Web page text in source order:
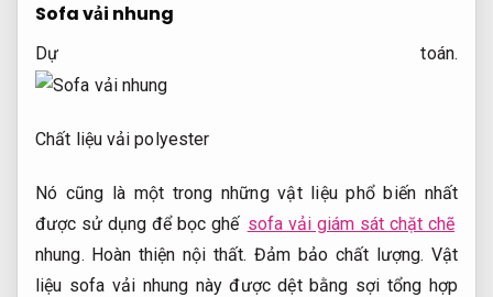
Sofa vải nhung
Dự toán.
Chất liệu vải polyester
Nó cũng là một trong những vật liệu phổ biến nhất
được sử dụng để bọc ghế sofa vải giám sát chặt chẽ
nhung. Hoàn thiện nội thất. Đảm bảo chất lượng. Vật
liệu sofa vải nhung này được dệt bằng sợi tổng hợp